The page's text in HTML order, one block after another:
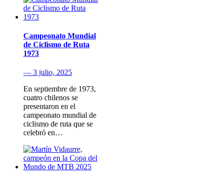
Campeonato Mundial
de Ciclismo de Ruta
1973
— 3 julio, 2025
En septiembre de 1973,
cuatro chilenos se
presentaron en el
campeonato mundial de
ciclismo de ruta que se
celebró en…